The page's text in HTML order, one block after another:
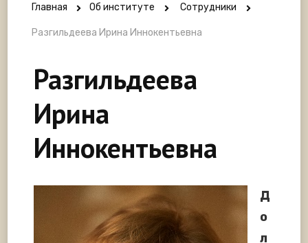
Главная Об институте Сотрудники
Разгильдеева Ирина Иннокентьевна
Разгильдеева
Ирина
Иннокентьевна
Д
о
л